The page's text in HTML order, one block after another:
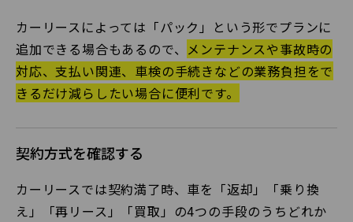
カーリースによっては「パック」という形でプランに
追加できる場合もあるので、 メンテナンスや事故時の
対応、支払い関連、車検の手続きなどの業務負担をで
きるだけ減らしたい場合に便利です。
契約方式を確認する
カーリースでは契約満了時、車を「返却」「乗り換
え」「再リース」「買取」の4つの手段のうちどれか